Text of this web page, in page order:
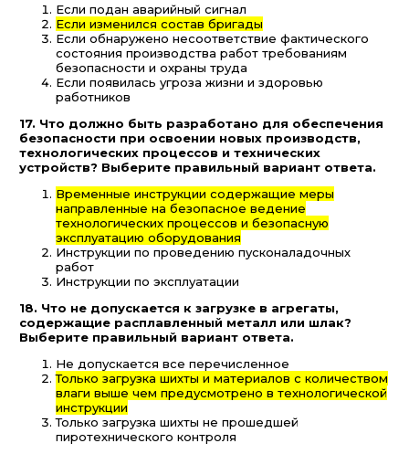
Если подан аварийный сигнал
Если изменился состав бригады
Если обнаружено несоответствие фактического
состояния производства работ требованиям
безопасности и охраны труда
Если появилась угроза жизни и здоровью
работников
17. Что должно быть разработано для обеспечения
безопасности при освоении новых производств,
технологических процессов и технических
устройств? Выберите правильный вариант ответа.
Временные инструкции содержащие меры
направленные на безопасное ведение
технологических процессов и безопасную
эксплуатацию оборудования
Инструкции по проведению пусконаладочных
работ
Инструкции по эксплуатации
18. Что не допускается к загрузке в агрегаты,
содержащие расплавленный металл или шлак?
Выберите правильный вариант ответа.
Не допускается все перечисленное
Только загрузка шихты и материалов с количеством
влаги выше чем предусмотрено в технологической
инструкции
Только загрузка шихты не прошедшей
пиротехнического контроля